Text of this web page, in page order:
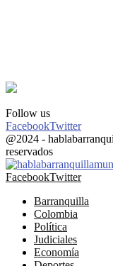
Follow us
FacebookTwitter
@2024 -
reservados
FacebookTwitter
Barranquilla
Colombia
Política
Judiciales
Economía